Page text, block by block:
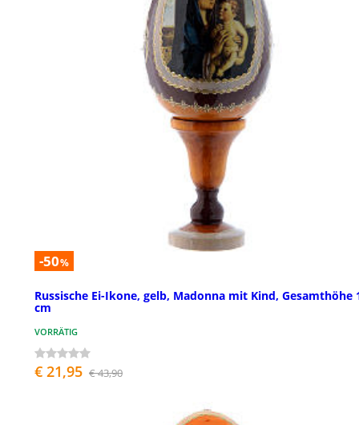
-50%
Russische Ei-Ikone, gelb, Madonna mit Kind, Gesamthöhe
cm
VORRÄTIG
€ 21,95 € 43,90